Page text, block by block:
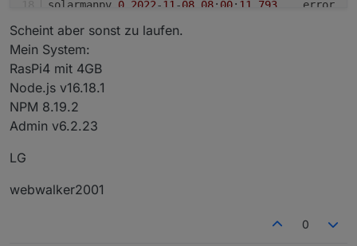
solarmanpv .0 2022-11 -08 08: 00: 11.793
solarmanpv.0 2022-11 -
solarmanpv
solarmanpv
solarmanpv
solarmanpv
solarmanpv
Scheint aber sonst zu laufen.
Mein System:
RasPi4 mit 4GB
Node.js v16.18.1
NPM 8.19.2
Admin v6.2.23
LG
webwalker2001
0